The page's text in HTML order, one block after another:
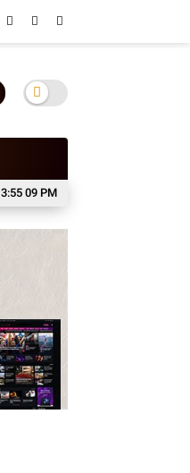
3:55 10 PM
Sewa Medium Bus Bersama Bhisa